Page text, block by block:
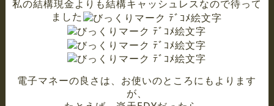
私の結構現金よりも結構キャッシュレスなので待って
ました
電子マネーの良さは、お使いのところにもよります
が、